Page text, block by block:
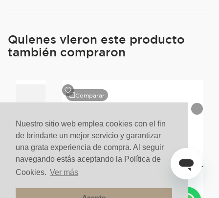
Nuestro sitio web emplea cookies con el fin
de brindarte un mejor servicio y garantizar
una grata experiencia de compra. Al seguir
navegando estás aceptando la Política de
Cookies. Ver más
Quienes vieron este producto
también compraron
Comparar